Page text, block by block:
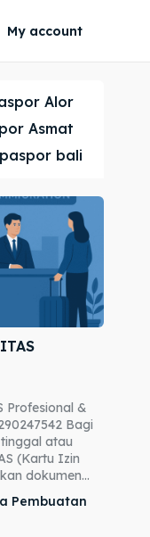
My account
Alor
Asmat
bali
Profesional &
Bagi
atau
(Kartu Izin
dokumen...
Pembuatan